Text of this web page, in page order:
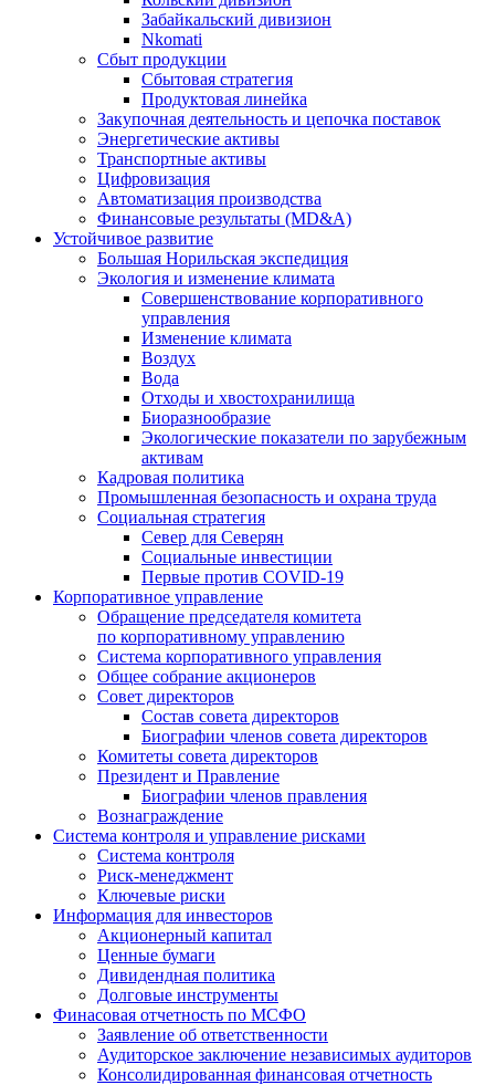
Забайкальский дивизион
Nkomati
Сбыт продукции
Сбытовая стратегия
Продуктовая линейка
Закупочная деятельность и цепочка поставок
Энергетические активы
Транспортные активы
Цифровизация
Автоматизация производства
Финансовые результаты (MD&A)
Устойчивое развитие
Большая Норильская экспедиция
Экология и изменение климата
Совершенствование корпоративного
управления
Изменение климата
Воздух
Вода
Отходы и хвостохранилища
Биоразнообразие
Экологические показатели по зарубежным
активам
Кадровая политика
Промышленная безопасность и охрана труда
Социальная стратегия
Север для Северян
Социальные инвестиции
Первые против COVID‑19
Корпоративное управление
Обращение председателя комитета
по корпоративному управлению
Система корпоративного управления
Общее собрание акционеров
Совет директоров
Состав совета директоров
Биографии членов совета директоров
Комитеты совета директоров
Президент и Правление
Биографии членов правления
Вознаграждение
Система контроля и управление рисками
Система контроля
Риск-менеджмент
Ключевые риски
Информация для инвесторов
Акционерный капитал
Ценные бумаги
Дивидендная политика
Долговые инструменты
Финасовая отчетность по МСФО
Заявление об ответственности
Аудиторское заключение независимых аудиторов
Консолидированная финансовая отчетность